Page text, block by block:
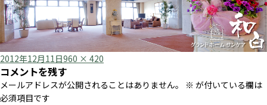
Posted
on
2012年12月11日Full
size
960 × 420
コメントを残す
メールアドレスが公開されることはありません。 ※ が付いている欄は
必須項目です